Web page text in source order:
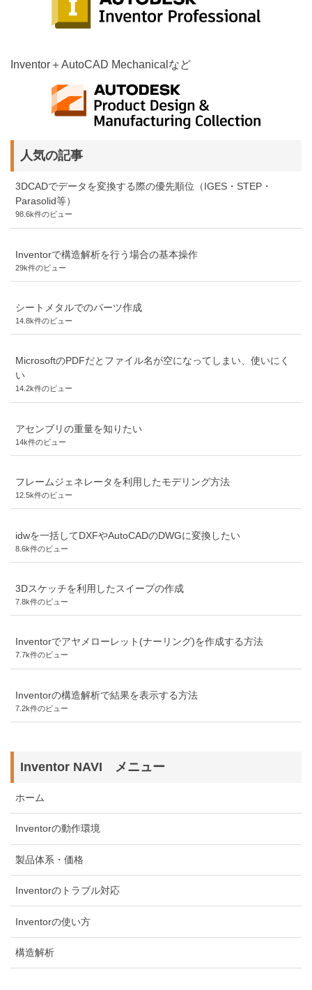
Inventor＋AutoCAD Mechanicalなど
人気の記事
3DCADでデータを変換する際の優先順位（IGES・STEP・
Parasolid等）
98.6k件のビュー
Inventorで構造解析を行う場合の基本操作
29k件のビュー
シートメタルでのパーツ作成
14.8k件のビュー
MicrosoftのPDFだとファイル名が空になってしまい、使いにく
い
14.2k件のビュー
アセンブリの重量を知りたい
14k件のビュー
フレームジェネレータを利用したモデリング方法
12.5k件のビュー
idwを一括してDXFやAutoCADのDWGに変換したい
8.6k件のビュー
3Dスケッチを利用したスイープの作成
7.8k件のビュー
Inventorでアヤメローレット(ナーリング)を作成する方法
7.7k件のビュー
Inventorの構造解析で結果を表示する方法
7.2k件のビュー
Inventor NAVI メニュー
ホーム
Inventorの動作環境
製品体系・価格
Inventorのトラブル対応
Inventorの使い方
構造解析